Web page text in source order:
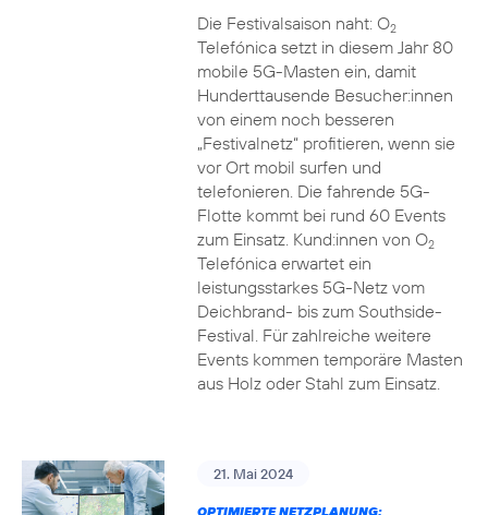
Die Festivalsaison naht: O2
Telefónica setzt in diesem Jahr 80
mobile 5G-Masten ein, damit
Hunderttausende Besucher:innen
von einem noch besseren
„Festivalnetz“ profitieren, wenn sie
vor Ort mobil surfen und
telefonieren. Die fahrende 5G-
Flotte kommt bei rund 60 Events
zum Einsatz. Kund:innen von O2
Telefónica erwartet ein
leistungsstarkes 5G-Netz vom
Deichbrand- bis zum Southside-
Festival. Für zahlreiche weitere
Events kommen temporäre Masten
aus Holz oder Stahl zum Einsatz.
21. Mai 2024
OPTIMIERTE NETZPLANUNG: